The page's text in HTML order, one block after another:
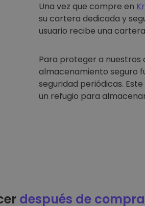
Una vez que compre en
su cartera dedicada y
usuario recibe una
Para proteger a nuestros
almacenamiento seguro
seguridad periódicas.
un refugio para
después de